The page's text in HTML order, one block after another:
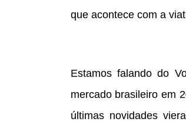
que acontece com a
Estamos falando do
mercado brasileiro em
últimas novidades